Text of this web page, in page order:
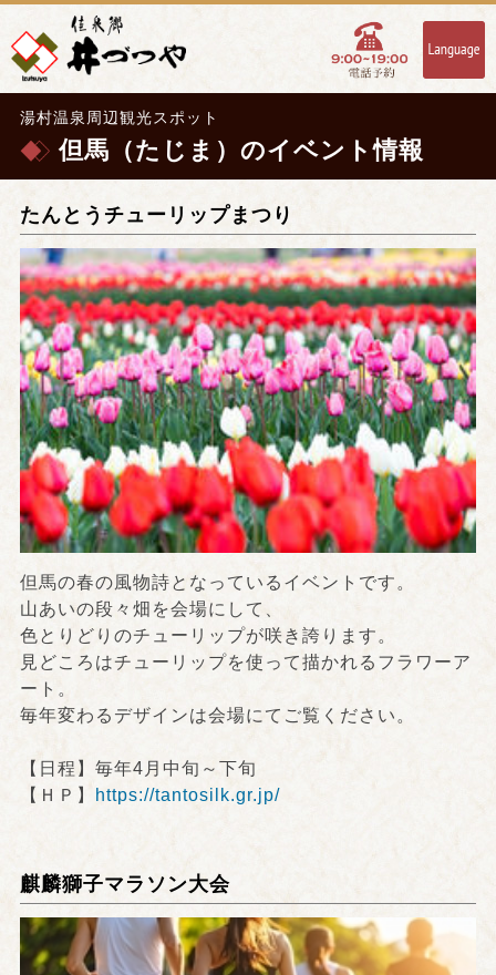
湯村温泉周辺観光スポット
但馬（たじま）のイベント情報
たんとうチューリップまつり
但馬の春の風物詩となっているイベントです。
山あいの段々畑を会場にして、
色とりどりのチューリップが咲き誇ります。
見どころはチューリップを使って描かれるフラワーア
ート。
毎年変わるデザインは会場にてご覧ください。
【日程】毎年4月中旬～下旬
【ＨＰ】
https://tantosilk.gr.jp/
麒麟獅子マラソン大会